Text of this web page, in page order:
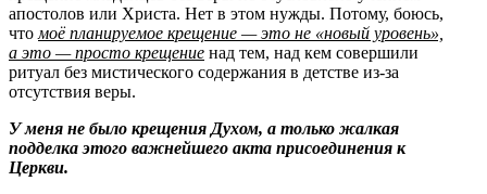
апостолов или Христа. Нет в этом нужды. Потому, боюсь,
чтомоё планируемое крещение — это не «новый уровень»,
а это — просто крещение над тем, над кем совершили
ритуал без мистического содержания в детстве из-за
отсутствия веры.
У меня не было крещения Духом, а только жалкая
подделка этого важнейшего акта присоединения к
Церкви.